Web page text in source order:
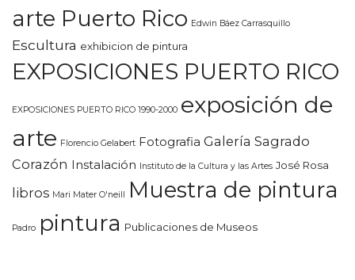
arte Puerto Rico Edwin Báez Carrasquillo
Escultura exhibicion de pintura
EXPOSICIONES PUERTO RICO
EXPOSICIONES PUERTO RICO 1990-2000 exposición de
arte Florencio Gelabert Fotografia Galería Sagrado
Corazón Instalación Instituto de la Cultura y las Artes José Rosa
libros Mari Mater O'neill Muestra de pintura
Padro pintura Publicaciones de Museos